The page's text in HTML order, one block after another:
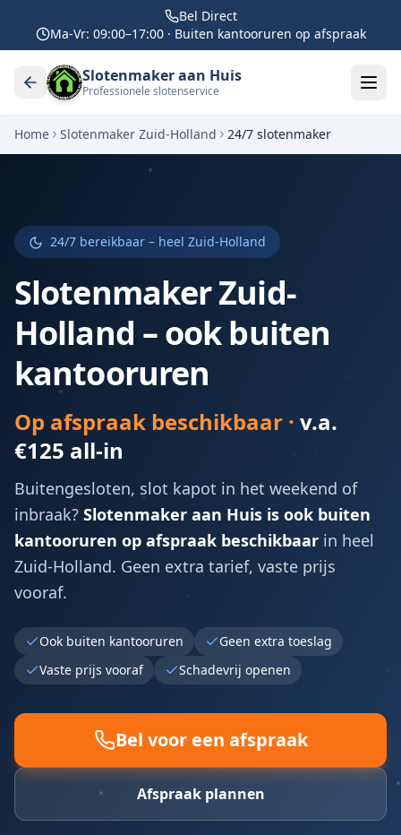
Bel Direct
Ma-Vr: 09:00–17:00 · Buiten kantooruren op afspraak
Slotenmaker aan Huis
Professionele slotenservice
Home Slotenmaker Zuid-Holland 24/7 slotenmaker
24/7 bereikbaar – heel Zuid-Holland
Slotenmaker Zuid-
Holland – ook buiten
kantooruren
Op afspraak beschikbaar · v.a.
€125 all-in
Buitengesloten, slot kapot in het weekend of
inbraak? Slotenmaker aan Huis is ook buiten
kantooruren op afspraak beschikbaar in heel
Zuid-Holland. Geen extra tarief, vaste prijs
vooraf.
Ook buiten kantooruren
Geen extra toeslag
Vaste prijs vooraf
Schadevrij openen
Bel voor een afspraak
Afspraak plannen